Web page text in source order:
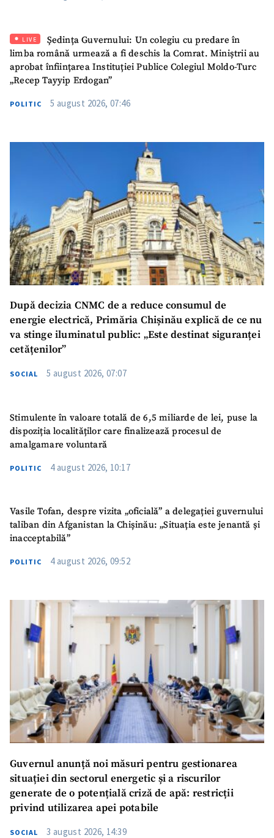
LIVE
Ședința Guvernului: Un colegiu cu predare în
limba română urmează a fi deschis la Comrat. Miniștrii au
aprobat înființarea Instituției Publice Colegiul Moldo-Turc
„Recep Tayyip Erdogan”
POLITIC 5 august 2026, 07:46
După decizia CNMC de a reduce consumul de
energie electrică, Primăria Chișinău explică de ce nu
va stinge iluminatul public: „Este destinat siguranței
cetățenilor”
SOCIAL 5 august 2026, 07:07
Stimulente în valoare totală de 6,5 miliarde de lei, puse la
dispoziția localităților care finalizează procesul de
amalgamare voluntară
POLITIC 4 august 2026, 10:17
Vasile Tofan, despre vizita „oficială” a delegației guvernului
taliban din Afganistan la Chișinău: „Situația este jenantă și
inacceptabilă”
POLITIC 4 august 2026, 09:52
Guvernul anunță noi măsuri pentru gestionarea
situației din sectorul energetic și a riscurilor
generate de o potențială criză de apă: restricții
privind utilizarea apei potabile
SOCIAL 3 august 2026, 14:39
Titlu știre
+ Adaugă titlu
Fotografie
+ Încarcă imagine
Link media
+ Link media
CONTACT SURSĂ
Sursă anonimă
Nume+ Numele meu
Telefon
+ Telefon personal
acord cupolitica de
confidențialitate